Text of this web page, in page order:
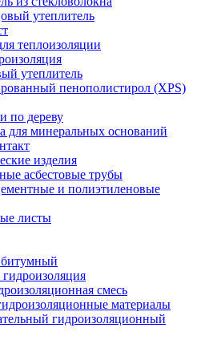
утеплитель
теплоизоляции
утеплитель
пенополистирол (XPS)
по дереву
для минеральных оснований
изделия
асбестовые трубы
и полиэтиленовые
листы
смесь
материалы
гидроизоляционный